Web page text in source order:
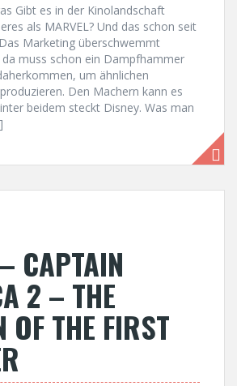
Gibt es in der Kinolandschaft
als MARVEL? Und das schon seit
Marketing überschwemmt
muss schon ein Dampfhammer
um ähnlichen
Den Machern kann es
beidem steckt Disney. Was man
CAPTAIN
2 – THE
OF THE FIRST